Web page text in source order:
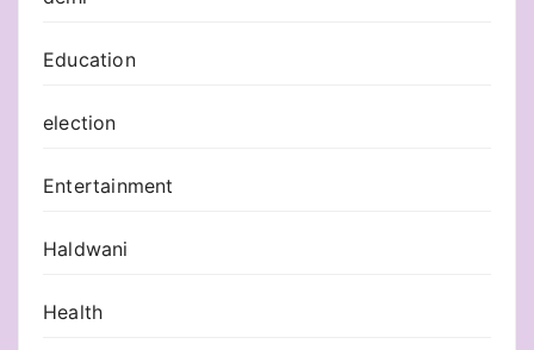
Education
election
Entertainment
Haldwani
Health